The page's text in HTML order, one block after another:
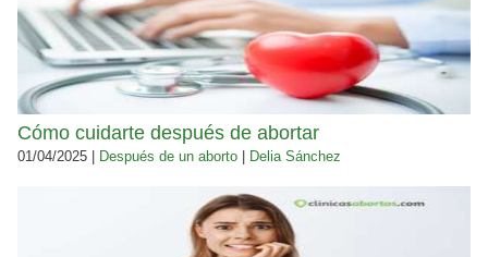
Cómo cuidarte después de abortar
01/04/2025 | Después de un aborto Delia Sánchez